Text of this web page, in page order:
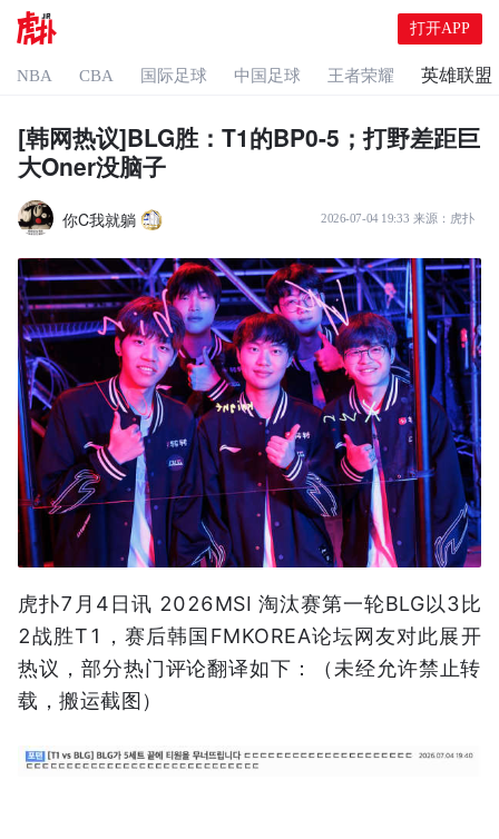
打开APP
NBA CBA 国际足球 中国足球 王者荣耀 英雄联盟
[韩网热议]BLG胜：T1的BP0-5；打野差距巨
大Oner没脑子
你C我就躺 2026-07-04 19:33 来源： 虎扑
虎扑7月4日讯 2026MSI 淘汰赛第一轮BLG以3比
2战胜T1，赛后韩国FMKOREA论坛网友对此展开
热议，部分热门评论翻译如下：（未经允许禁止转
载，搬运截图）